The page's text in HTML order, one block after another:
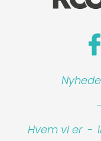
Hvem vi er -